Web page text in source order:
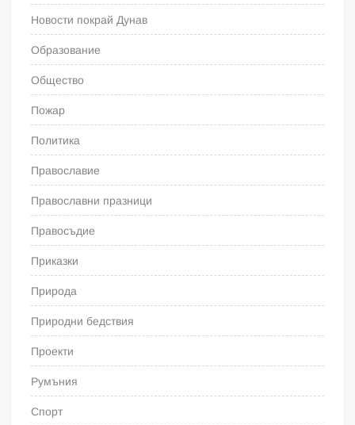
Новости покрай Дунав
Образование
Общество
Пожар
Политика
Православие
Православни празници
Правосъдие
Приказки
Природа
Природни бедствия
Проекти
Румъния
Спорт